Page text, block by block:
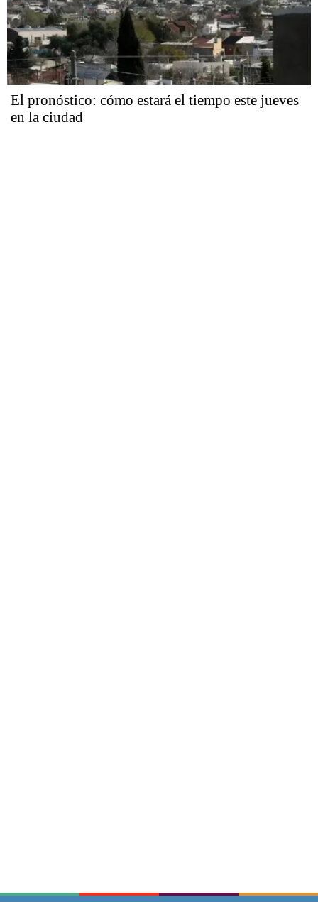
El pronóstico: cómo estará el tiempo este jueves
en la ciudad